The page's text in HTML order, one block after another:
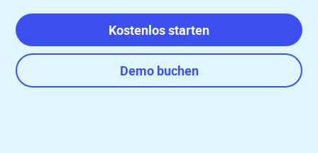
Kostenlos starten
Demo buchen